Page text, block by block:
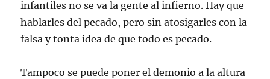
infantiles no se va la gente al infierno. Hay que
hablarles del pecado, pero sin atosigarles con la
falsa y tonta idea de que todo es pecado.
Tampoco se puede poner el demonio a la altura